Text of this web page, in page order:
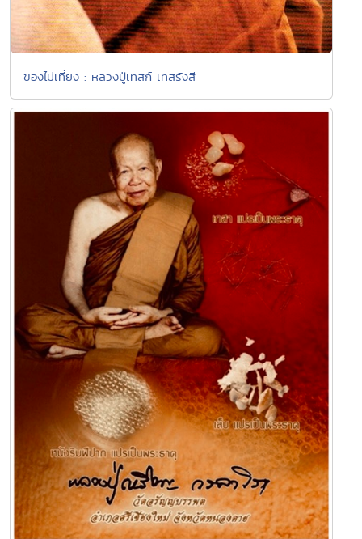
ของไม่เที่ยง : หลวงปู่เทสก์ เทสรังสี